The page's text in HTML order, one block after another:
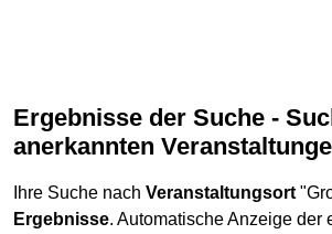
Ergebnisse der Suche - Suche nach
anerkannten
Ihre Suche nach Veranstaltungsort
Ergebnisse. Automatische Anzeige der